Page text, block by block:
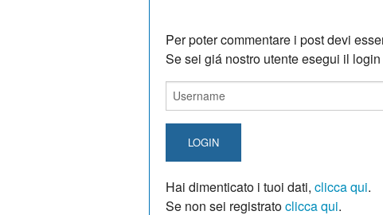
Per poter commentare i post devi
Se sei giá nostro utente esegui il
LOGIN
Hai dimenticato i tuoi dati, clicca qui.
Se non sei registratoclicca qui.